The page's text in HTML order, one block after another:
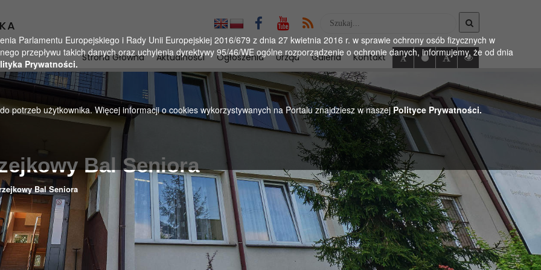
Parlamentu Europejskiego i Rady Unii Europejskiej 2016/679 z dnia 27 kwietnia 2016 r. w sprawie ochrony osób fizycznych w
przepływu takich danych oraz uchylenia dyrektywy 95/46/WE ogólne rozporządzenie o ochronie danych, informujemy, że od dnia
Prywatności.
potrzeb użytkownika. Więcej informacji o cookies wykorzystywanych na Portalu znajdziesz w naszejPolityce Prywatności.
Wyszukaj
serwise
Strona Główna
Aktualności Ogłoszenia Urząd Galeria Kontakt
Bal Seniora
Bal Seniora